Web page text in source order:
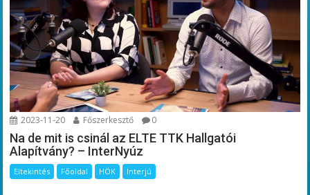
2023-11-20 Főszerkesztő 0
Na de mit is csinál az ELTE TTK Hallgatói
Alapítvány? – InterNyúz
Eltekintés Főoldal HÖK Interjú